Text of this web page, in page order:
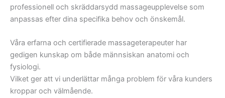
professionell och skräddarsydd massageupplevelse som
anpassas efter dina specifika behov och önskemål.
Våra erfarna och certifierade massageterapeuter har
gedigen kunskap om både männsiskan anatomi och
fysiologi.
Vilket ger att vi underlättar många problem för våra kunders
kroppar och välmående.